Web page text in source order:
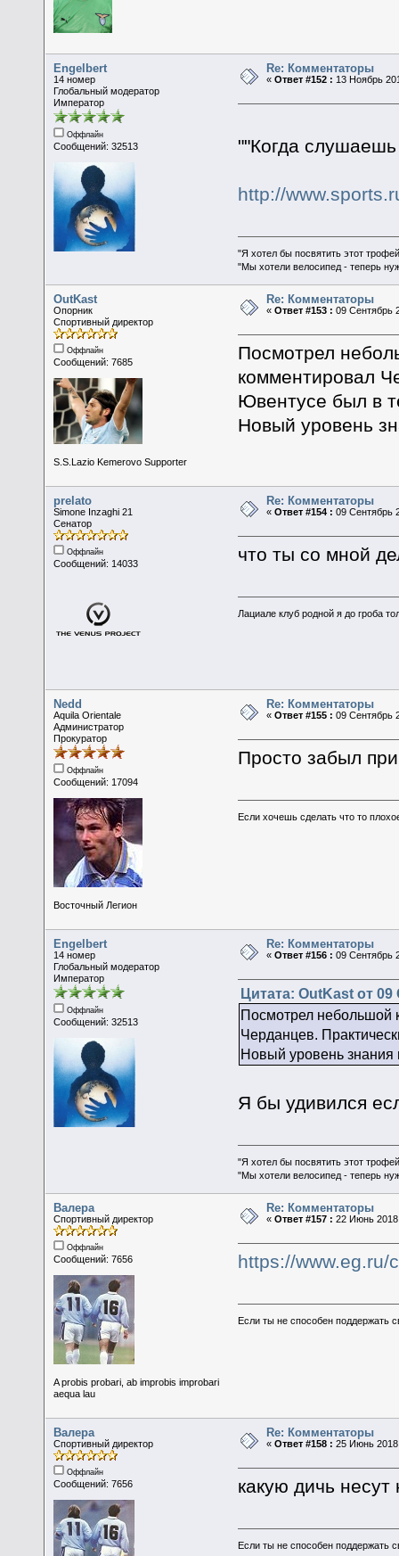
Engelbert
14 номер
Глобальный модератор
Император
Оффлайн
Сообщений: 32513
Re: Комментаторы
«Ответ #152 : 13 Ноябрь
""Когда
http://
"Я хотел бы посвятить этот
"Мы хотели велосипед - теперь
OutKast
Опорник
Спортивный директор
Оффлайн
Сообщений: 7685
S.S.Lazio Kemerovo Supporter
Re: Комментаторы
«Ответ #153 : 09 Сентябрь
Посмотрел
комментировал
Ювентусе был в
Новый уровень
prelato
Simone Inzaghi 21
Сенатор
Оффлайн
Сообщений: 14033
Re: Комментаторы
«Ответ #154 : 09 Сентябрь
что ты со мной
Лациале клуб родной я до гроба
Nedd
Aquila Orientale
Администратор
Прокуратор
Оффлайн
Сообщений: 17094
Восточный Легион
Re: Комментаторы
«Ответ #155 : 09 Сентябрь
Просто забыл
Если хочешь сделать что то
Engelbert
14 номер
Глобальный модератор
Император
Оффлайн
Сообщений: 32513
Re: Комментаторы
«Ответ #156 : 09 Сентябрь
Цитата: OutKast от
Посмотрел небольшой
Черданцев.
Новый уровень знания
Я бы удивился
"Я хотел бы посвятить этот
"Мы хотели велосипед - теперь
Валера
Спортивный директор
Оффлайн
Сообщений: 7656
A probis probari, ab improbis improbari
aequa lau
Re: Комментаторы
«Ответ #157 : 22 Июнь
https://
Если ты не способен поддержать
Валера
Спортивный директор
Оффлайн
Сообщений: 7656
Re: Комментаторы
«Ответ #158 : 25 Июнь
какую дичь
Если ты не способен поддержать